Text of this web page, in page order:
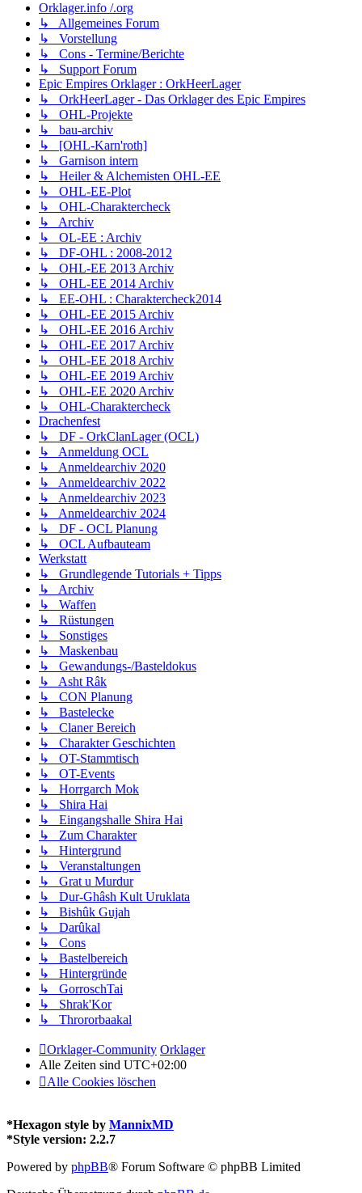
Orklager.info /.org
↳ Allgemeines Forum
↳ Vorstellung
↳ Cons - Termine/Berichte
↳ Support Forum
Epic Empires Orklager : OrkHeerLager
↳ OrkHeerLager - Das Orklager des Epic Empires
↳ OHL-Projekte
↳ bau-archiv
↳ [OHL-Karn'roth]
↳ Garnison intern
↳ Heiler & Alchemisten OHL-EE
↳ OHL-EE-Plot
↳ OHL-Charaktercheck
↳ Archiv
↳ OL-EE : Archiv
↳ DF-OHL : 2008-2012
↳ OHL-EE 2013 Archiv
↳ OHL-EE 2014 Archiv
↳ EE-OHL : Charaktercheck2014
↳ OHL-EE 2015 Archiv
↳ OHL-EE 2016 Archiv
↳ OHL-EE 2017 Archiv
↳ OHL-EE 2018 Archiv
↳ OHL-EE 2019 Archiv
↳ OHL-EE 2020 Archiv
↳ OHL-Charaktercheck
Drachenfest
↳ DF - OrkClanLager (OCL)
↳ Anmeldung OCL
↳ Anmeldearchiv 2020
↳ Anmeldearchiv 2022
↳ Anmeldearchiv 2023
↳ Anmeldearchiv 2024
↳ DF - OCL Planung
↳ OCL Aufbauteam
Werkstatt
↳ Grundlegende Tutorials + Tipps
↳ Archiv
↳ Waffen
↳ Rüstungen
↳ Sonstiges
↳ Maskenbau
↳ Gewandungs-/Basteldokus
↳ Asht Râk
↳ CON Planung
↳ Bastelecke
↳ Claner Bereich
↳ Charakter Geschichten
↳ OT-Stammtisch
↳ OT-Events
↳ Horrgarch Mok
↳ Shira Hai
↳ Eingangshalle Shira Hai
↳ Zum Charakter
↳ Hintergrund
↳ Veranstaltungen
↳ Grat u Murdur
↳ Dur-Ghâsh Kult Uruklata
↳ Bishûk Gujah
↳ Darûkal
↳ Cons
↳ Bastelbereich
↳ Hintergründe
↳ GorroschTai
↳ Shrak'Kor
↳ Thrororbaakal
Orklager-Community Orklager
Alle Zeiten sind UTC+02:00
Alle Cookies löschen
*Hexagon style by MannixMD
*Style version: 2.2.7
Powered by phpBB® Forum Software © phpBB Limited